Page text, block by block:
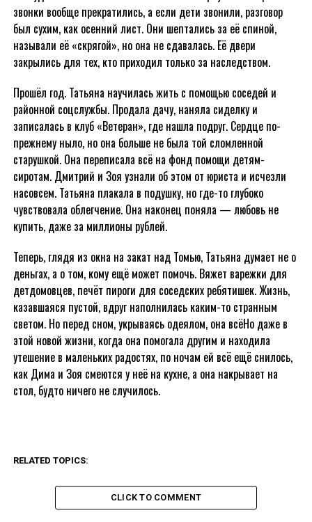
звонки вообще прекратились, а если дети звонили, разговор
был сухим, как осенний лист. Они шептались за её спиной,
называли её «скрягой», но она не сдавалась. Её двери
закрылись для тех, кто приходил только за наследством.
Прошёл год. Татьяна научилась жить с помощью соседей и
районной соцслужбы. Продала дачу, наняла сиделку и
записалась в клуб «Ветеран», где нашла подруг. Сердце по-
прежнему ныло, но она больше не была той сломленной
старушкой. Она переписала всё на фонд помощи детям-
сиротам. Дмитрий и Зоя узнали об этом от юриста и исчезли
насовсем. Татьяна плакала в подушку, но где-то глубоко
чувствовала облегчение. Она наконец поняла — любовь не
купить, даже за миллионы рублей.
Теперь, глядя из окна на закат над Томью, Татьяна думает не о
деньгах, а о том, кому ещё может помочь. Вяжет варежки для
детдомовцев, печёт пироги для соседских ребятишек. Жизнь,
казавшаяся пустой, вдруг наполнилась каким-то странным
светом. Но перед сном, укрываясь одеялом, она всёНо даже в
этой новой жизни, когда она помогала другим и находила
утешение в маленьких радостях, по ночам ей всё ещё снилось,
как Дима и Зоя смеются у неё на кухне, а она накрывает на
стол, будто ничего не случилось.
RELATED TOPICS:
CLICK TO COMMENT